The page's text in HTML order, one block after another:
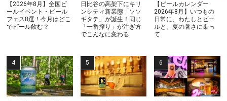
【2026年8月】全国ビ
ールイベント・ビール
フェス8選！今月はどこ
でビール飲む？
日比谷の高架下にキリ
ンシティ新業態「ソソ
ギタテ」が誕生！同じ
「一番搾り」が注ぎ方
でこんなに変わる
【ビールカレンダー
2026年8月】いつもの
日常に、わたしとビー
ルと。夏の暑さに乗っ
て